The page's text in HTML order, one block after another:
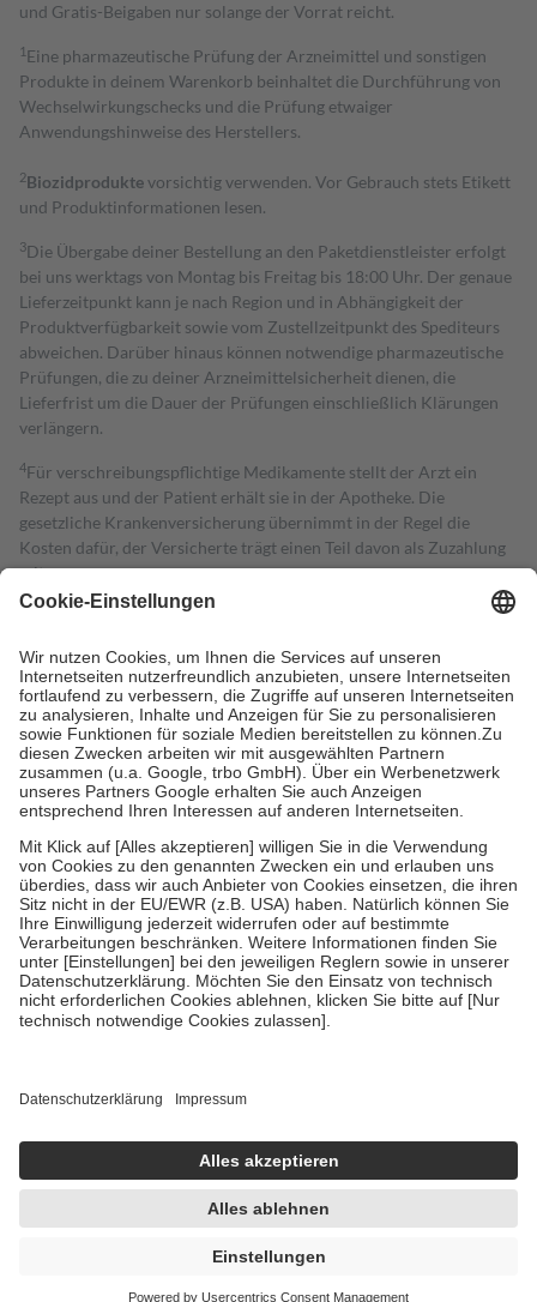
und Gratis-Beigaben nur solange der Vorrat reicht.
1 Eine pharmazeutische Prüfung der Arzneimittel und sonstigen
Produkte in deinem Warenkorb beinhaltet die Durchführung von
Wechselwirkungschecks und die Prüfung etwaiger
Anwendungshinweise des Herstellers.
2Biozidproduktevorsichtig verwenden. Vor Gebrauch stets Etikett
und Produktinformationen lesen.
3Die Übergabe deiner Bestellung an den Paketdienstleister erfolgt
bei uns werktags von Montag bis Freitag bis 18:00 Uhr. Der genaue
Lieferzeitpunkt kann je nach Region und in Abhängigkeit der
Produktverfügbarkeit sowie vom Zustellzeitpunkt des Spediteurs
abweichen. Darüber hinaus können notwendige pharmazeutische
Prüfungen, die zu deiner Arzneimittelsicherheit dienen, die
Lieferfrist um die Dauer der Prüfungen einschließlich Klärungen
verlängern.
4Für verschreibungspflichtige Medikamente stellt der Arzt ein
Rezept aus und der Patient erhält sie in der Apotheke. Die
gesetzliche Krankenversicherung übernimmt in der Regel die
Kosten dafür, der Versicherte trägt einen Teil davon als Zuzahlung
mit.
Grundsätzlich leisten Mitglieder Zuzahlungen in Höhe von zehn
höchstens zehn Euro.
Es sind jedoch nie mehr als die tatsächlichen
Kosten der Leistung zu entrichten.
Diese Regeln gelten grundsätzlich auch für Online-Apotheken.
Bei Heilmitteln und häuslicher Krankenpflege beträgt die
Zuzahlung zehn Prozent der Kosten sowie zehn Euro je
Verordnung.
Um das Engagement der Versicherten für ihre eigene Gesundheit zu
stärken und die besondere Stellung der Familie zu unterstützen,
fallenkeine Zuzahlungenan bei:
• Kindern und Jugendlichen bis zum vollendeten 18. Lebensjahr
mit Ausnahme der Fahrkosten
• Untersuchungen zur Vorsorge und Früherkennung, die von der
GKV getragen werden
• empfohlenen Schutzimpfungen
• Harn- und Blutteststreifen
getroffen, um sicherzustellen, dass es sich um echte Bewertungen
https://help.etrusted.com/hc/de/articles/4419944605341
Einige Bilder und Inhalte wurden unter Zuhilfenahme künstlicher